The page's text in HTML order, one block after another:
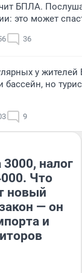
БПЛА.
это может
36
у жителей
бассейн, но
9
налог
Что
новый
— он
и